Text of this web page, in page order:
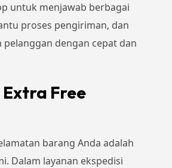
untuk menjawab berbagai
proses pengiriman, dan
dengan cepat dan
Free
barang Anda adalah
Dalam layanan ekspedisi